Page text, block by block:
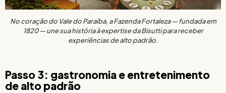
No coração do Vale do Paraíba, a Fazenda Fortaleza — fundada em
1820 — une sua história à expertise da Bisutti para receber
experiências de alto padrão.
Passo 3: gastronomia e entretenimento
de alto padrão